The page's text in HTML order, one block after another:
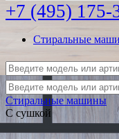
+7 (495) 175-
Стиральные
Стиральные машины
С сушкой